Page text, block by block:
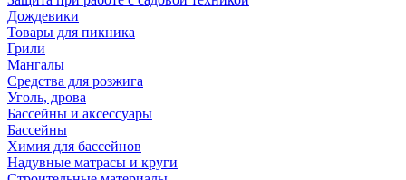
Дождевики
Товары для пикника
Грили
Мангалы
Средства для розжига
Уголь, дрова
Бассейны и аксессуары
Бассейны
Химия для бассейнов
Надувные матрасы и круги